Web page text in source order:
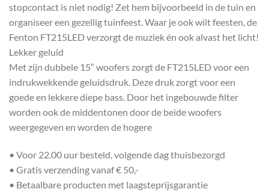
stopcontact is niet nodig! Zet hem bijvoorbeeld in de tuin en
organiseer een gezellig tuinfeest. Waar je ook wilt feesten, de
Fenton FT215LED verzorgt de muziek én ook alvast het licht!
Lekker geluid
Met zijn dubbele 15″ woofers zorgt de FT215LED voor een
indrukwekkende geluidsdruk. Deze druk zorgt voor een
goede en lekkere diepe bass. Door het ingebouwde filter
worden ook de middentonen door de beide woofers
weergegeven en worden de hogere
• Voor 22.00 uur besteld, volgende dag thuisbezorgd
• Gratis verzending vanaf € 50,-
• Betaalbare producten met laagsteprijsgarantie